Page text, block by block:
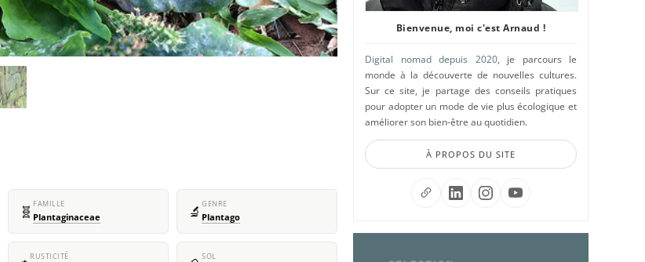
🧬 FAMILLE
Plantaginaceae 🔬 GENRE
Plantago
RUSTICITÉ SOL
Bienvenue, moi c'est Arnaud !
Digital nomad depuis 2020, je parcours le
monde à la découverte de nouvelles cultures.
Sur ce site, je partage des conseils pratiques
pour adopter un mode de vie plus écologique et
améliorer son bien-être au quotidien.
À PROPOS DU SITE